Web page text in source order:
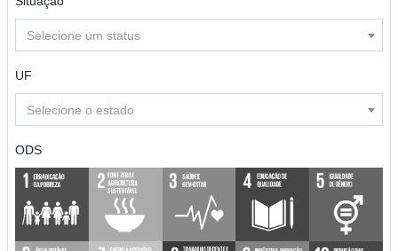
Selecione um status
UF
Selecione o estado
ODS